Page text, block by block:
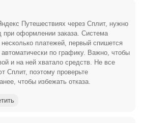
Путешествиях через Сплит, нужно
при оформлении заказа. Система
платежей, первый спишется
по графику. Важно, чтобы
и на ней хватало средств. Не все
Сплит, поэтому проверьте
чтобы избежать отказа.
свои промокоды для публикации.